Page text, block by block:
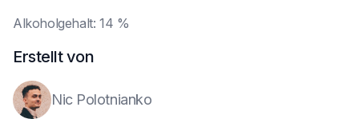
Alkoholgehalt: 14 %
Erstellt von
Nic Polotnianko